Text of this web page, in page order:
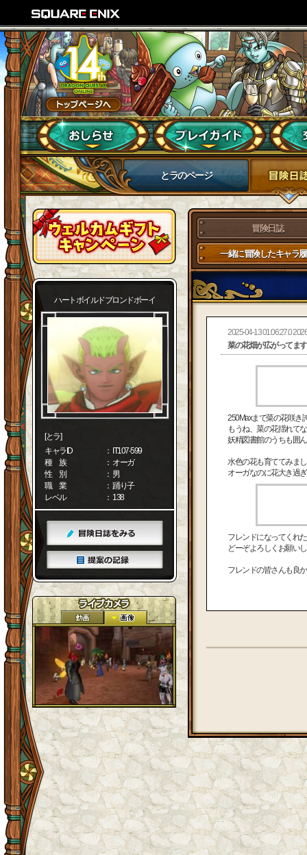
とラのページ
ハートボイルドブロンドボーイ
[とラ]
キャラID
： IT107-599
種 族
： オーガ
性 別
： 男
職 業
： 踊り子
レベル
： 138
冒険日誌
一緒に冒険したキャラ
2025-04-13 01:06:27.0
菜の花畑が広がってま
250Maxまで菜の花咲き
もうね、菜の花揺れて
妖精図書館のうちも囲
水色の花も育ててみま
オーガなのに花大き過
フレンドになってくれ
どーぞよろしくお願い
フレンドの皆さんも良